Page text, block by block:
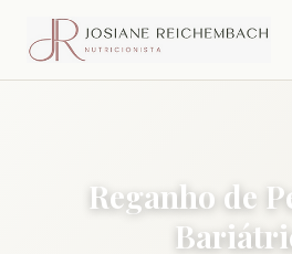
Reganho de